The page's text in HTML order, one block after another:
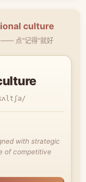
culture
—— 点"记得"就好
with strategic
of competitive